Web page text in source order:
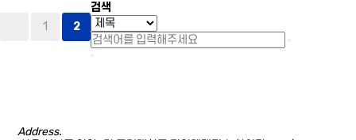
1 2
검색
Address.